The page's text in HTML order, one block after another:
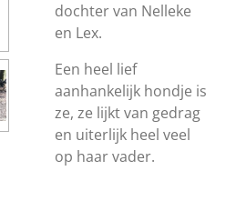
dochter van Nelleke
en Lex.
Een heel lief
aanhankelijk hondje is
ze, ze lijkt van gedrag
en uiterlijk heel veel
op haar vader.